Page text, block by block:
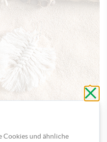
ein und schon sind die
ohne
zu
und ähnliche